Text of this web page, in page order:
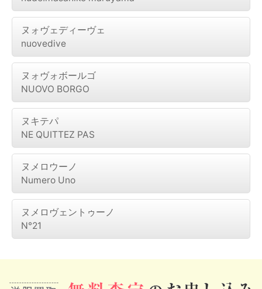
ヌォヴェディーヴェ
nuovedive
ヌォヴォボールゴ
NUOVO BORGO
ヌキテパ
NE QUITTEZ PAS
ヌメロウーノ
Numero Uno
ヌメロヴェントゥーノ
N°21